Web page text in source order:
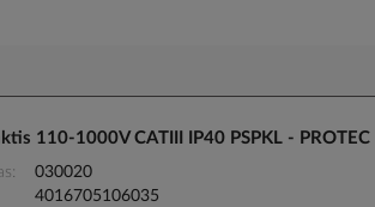
110-1000V CATIII IP40 PSPKL - PROTEC
030020
4016705106035